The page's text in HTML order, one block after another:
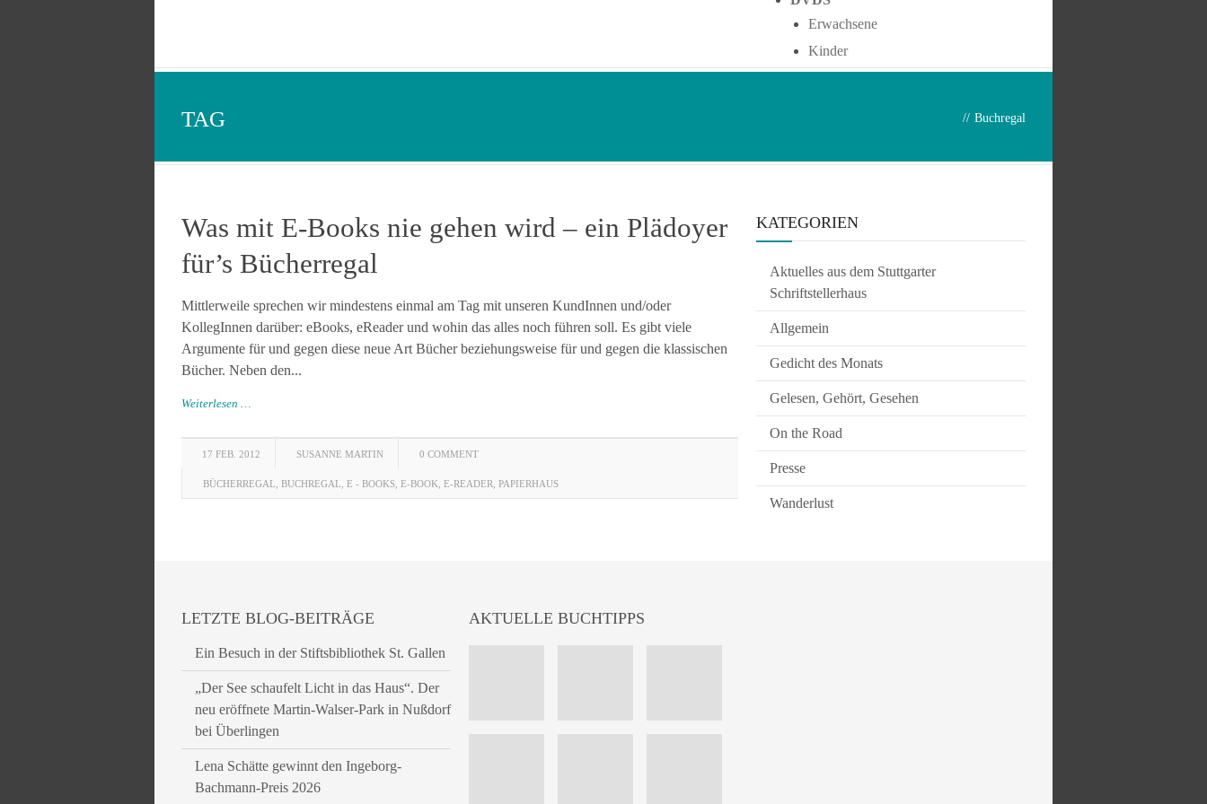
Erwachsene
Kinder
TAG // Buchregal
Was mit E-Books nie gehen wird – ein Plädoyer
für’s Bücherregal
Mittlerweile sprechen wir mindestens einmal am Tag mit unseren KundInnen und/oder
KollegInnen darüber: eBooks, eReader und wohin das alles noch führen soll. Es gibt viele
Argumente für und gegen diese neue Art Bücher beziehungsweise für und gegen die klassischen
Bücher. Neben den...
Weiterlesen …
17 FEB. 2012 SUSANNE MARTIN 0 COMMENT
BÜCHERREGAL BUCHREGAL E - BOOKS E-BOOK E-READER PAPIERHAUS
KATEGORIEN
Aktuelles aus dem Stuttgarter
Schriftstellerhaus
Allgemein
Gedicht des Monats
Gelesen, Gehört, Gesehen
On the Road
Presse
Wanderlust
LETZTE BLOG-BEITRÄGE
Ein Besuch in der Stiftsbibliothek St. Gallen
„Der See schaufelt Licht in das Haus“. Der
neu eröffnete Martin-Walser-Park in Nußdorf
bei Überlingen
Lena Schätte gewinnt den Ingeborg-
Bachmann-Preis 2026
AKTUELLE BUCHTIPPS